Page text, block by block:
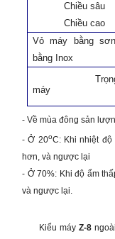
Chiều sâu
Chiều cao
Vỏ máy bằng
bằng Inox
máy
- Về mùa đông sản
- Ở 20oC: Khi nhiệt
hơn, và ngược lại
- Ở 70%: Khi độ ẩm
và ngược lại.
Kiểu máy Z-8